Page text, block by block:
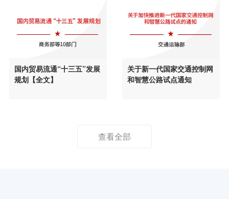
国内贸易流通“十三五”发展
规划【全文】
关于新一代国家交通控制网
和智慧公路试点通知
查看全部